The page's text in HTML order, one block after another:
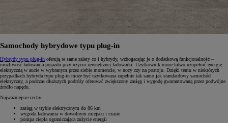
Samochody hybrydowe typu plug-in
Hybrydy typu plug-in oferują te same zalety co i hybrydy, wzbogacając je o dodatkową funkcjonalność –
możliwość ładowania pojazdu przy użyciu zewnętrznej ładowarki. Użytkownik może łatwo uzupełnić energię
elektryczną w aucie w wybranym przez siebie momencie, w nocy czy na postoju. Dzięki temu w niektórych
przypadkach hybryda typu plug-in może być użytkowana zupełnie tak samo jak standardowy samochód
elektryczny, a podczas dłuższych podróży oferować zwiększony zasięg i wygodę gwarantowaną przez podwójne
źródło napędu.
Najważniejsze cechy:
zasięg w trybie elektrycznym do 86 km
wygoda ładowania w dowolnym miejscu i czasie
pompa ciepła ograniczająca zużycie energii